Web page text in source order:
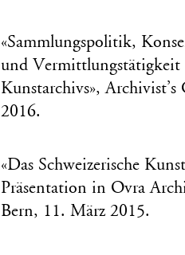
«Sammlungspolitik,
und Vermittlungstätigkeit
Kunstarchivs»,
2016.
«Das Schweizerische
Präsentation in Ovra
Bern, 11. März 2015.